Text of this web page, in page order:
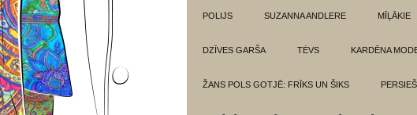
POLIJS SUZANNA ANDLERE MĪĻĀKIE
DZĪVES GARŠA TĖVS KARDĒNA
ŽANS POLS GOTJĒ: FRĪKS UN ŠIKS